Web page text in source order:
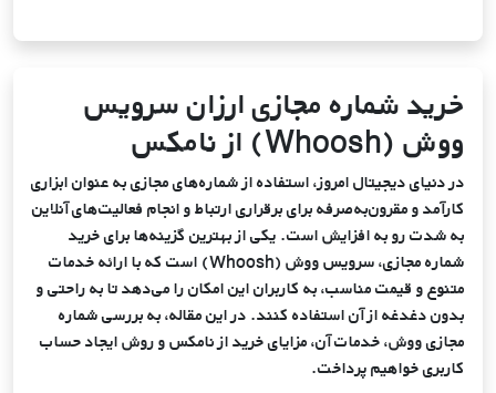
پرمیوم
خرید شماره مجازی ارزان سرویس
ووش (Whoosh) از نامکس
در دنیای دیجیتال امروز، استفاده از شماره‌های مجازی به عنوان ابزاری
کارآمد و مقرون‌به‌صرفه برای برقراری ارتباط و انجام فعالیت‌های آنلاین
به شدت رو به افزایش است. یکی از بهترین گزینه‌ها برای خرید
شماره مجازی، سرویس ووش (Whoosh) است که با ارائه خدمات
متنوع و قیمت مناسب، به کاربران این امکان را می‌دهد تا به راحتی و
بدون دغدغه از آن استفاده کنند. در این مقاله، به بررسی شماره
مجازی ووش، خدمات آن، مزایای خرید از نامکس و روش ایجاد حساب
کاربری خواهیم پرداخت.